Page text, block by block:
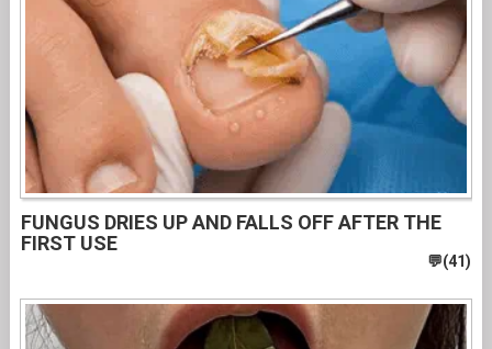
FUNGUS DRIES UP AND FALLS OFF AFTER THE
FIRST USE